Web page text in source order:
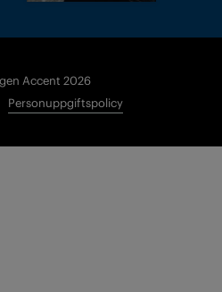
Accent 2026
Personuppgiftspolicy